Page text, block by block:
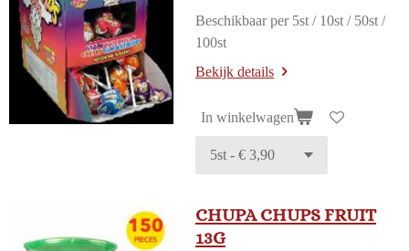
Beschikbaar per 5st / 10st / 50st /
100st
Bekijk details
In winkelwagen
CHUPA CHUPS FRUIT
13G